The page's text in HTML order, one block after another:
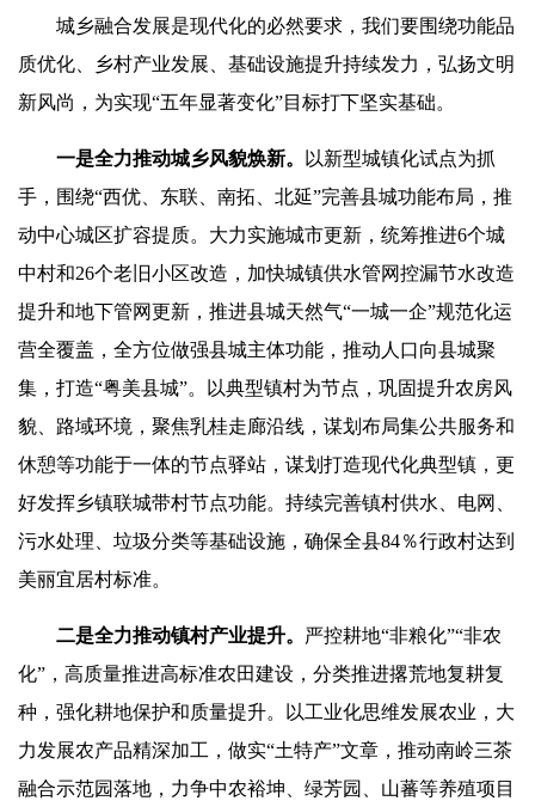
城乡融合发展是现代化的必然要求，我们要围绕功能品
质优化、乡村产业发展、基础设施提升持续发力，弘扬文明
新风尚，为实现“五年显著变化”目标打下坚实基础。
一是全力推动城乡风貌焕新。
以新型城镇化试点为抓
手，围绕“西优、东联、南拓、北延”完善县城功能布局，推
动中心城区扩容提质。大力实施城市更新，统筹推进6个城
中村和26个老旧小区改造，加快城镇供水管网控漏节水改造
提升和地下管网更新，推进县城天然气“一城一企”规范化运
营全覆盖，全方位做强县城主体功能，推动人口向县城聚
集，打造“粤美县城”。以典型镇村为节点，巩固提升农房风
貌、路域环境，聚焦乳桂走廊沿线，谋划布局集公共服务和
休憩等功能于一体的节点驿站，谋划打造现代化典型镇，更
好发挥乡镇联城带村节点功能。持续完善镇村供水、电网、
污水处理、垃圾分类等基础设施，确保全县84％行政村达到
美丽宜居村标准。
二是全力推动镇村产业提升。 严控耕地“非粮化”“非农
化”，高质量推进高标准农田建设，分类推进撂荒地复耕复
种，强化耕地保护和质量提升。以工业化思维发展农业，大
力发展农产品精深加工，做实“土特产”文章，推动南岭三茶
融合示范园落地，力争中农裕坤、绿芳园、山蕃等养殖项目